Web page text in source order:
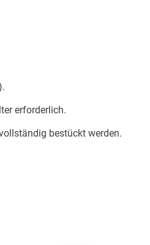
erforderlich.
bestückt werden.